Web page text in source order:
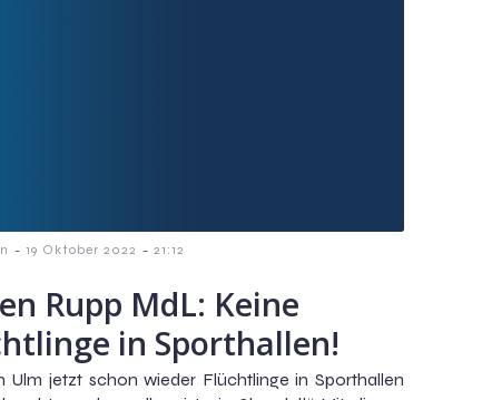
- 19 Oktober 2022 - 21:12
Rupp MdL: Keine
in Sporthallen!
Ulm jetzt schon wieder Flüchtlinge in Sporthallen